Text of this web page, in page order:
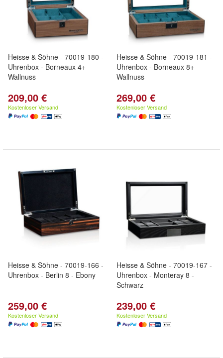
Heisse & Söhne - 70019-180 -
Uhrenbox - Borneaux 4+
Wallnuss
209,00 €
Kostenloser Versand
Heisse & Söhne - 70019-181 -
Uhrenbox - Borneaux 8+
Wallnuss
269,00 €
Kostenloser Versand
Heisse & Söhne - 70019-166 -
Uhrenbox - Berlin 8 - Ebony
259,00 €
Kostenloser Versand
Heisse & Söhne - 70019-167 -
Uhrenbox - Monteray 8 -
Schwarz
239,00 €
Kostenloser Versand